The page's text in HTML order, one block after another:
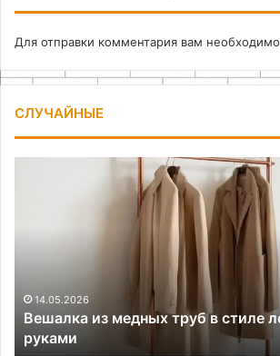
Для отправки комментария вам необходимо
СЛУЧАЙНЫЕ
20.11.2025
Гипсовая штукатурка